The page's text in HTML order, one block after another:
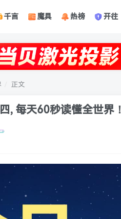
千言 魔具 热榜 开往
正文
, 每天60秒读懂全世界！